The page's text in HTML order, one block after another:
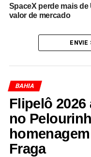
A Sefaz nega que vá
escritórios de
negociação no
Salvador.
SpaceX perde mais de
valor de mercado
ENVIE
BAHIA
Flipelô
no
Fraga